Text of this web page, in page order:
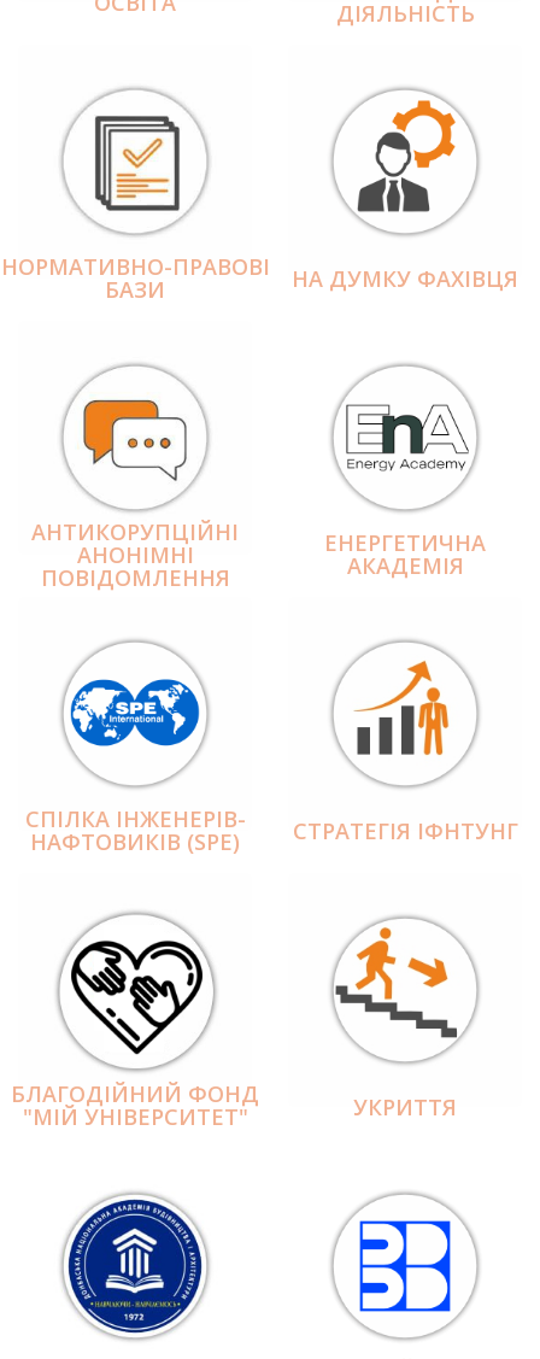
ДІЯЛЬНІCТЬ
НОРМАТИВНО-ПРАВОВІ
БАЗИ НА ДУМКУ ФАХІВЦЯ
АНТИКОРУПЦІЙНІ
АНОНІМНІ
ПОВІДОМЛЕННЯ
ЕНЕРГЕТИЧНА
АКАДЕМІЯ
СПІЛКА ІНЖЕНЕРІВ-
НАФТОВИКІВ (SPE) СТРАТЕГІЯ ІФНТУНГ
БЛАГОДІЙНИЙ ФОНД
"МІЙ УНІВЕРСИТЕТ" УКРИТТЯ